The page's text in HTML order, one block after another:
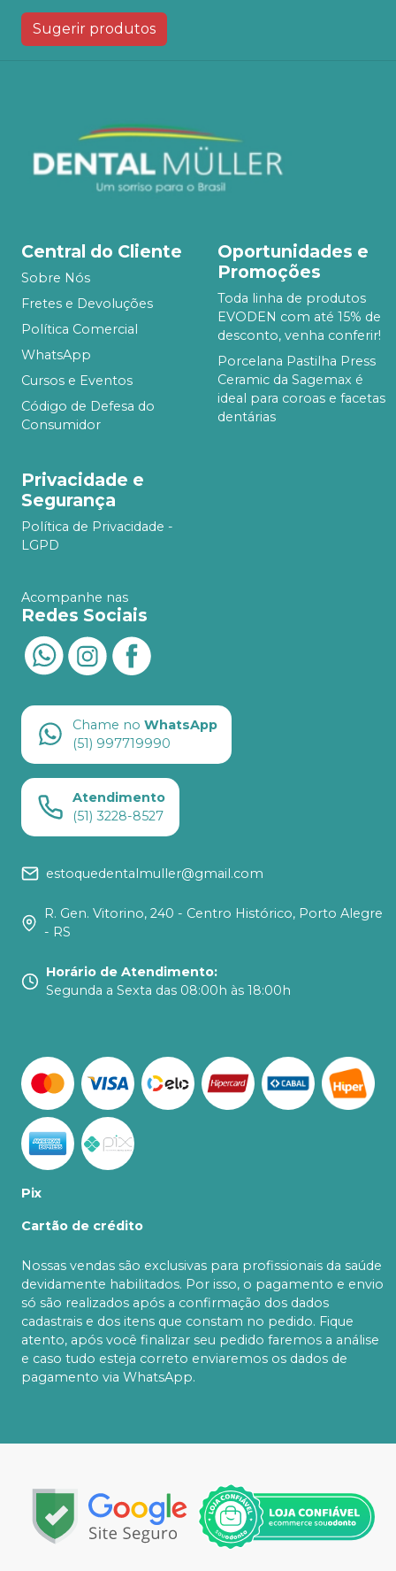
Sugerir produtos
Central do Cliente
Sobre Nós
Fretes e Devoluções
Política Comercial
WhatsApp
Cursos e Eventos
Código de Defesa do
Consumidor
Oportunidades e
Promoções
Toda linha de produtos
EVODEN com até 15% de
desconto, venha conferir!
Porcelana Pastilha Press
Ceramic da Sagemax é
ideal para coroas e facetas
dentárias
Privacidade e
Segurança
Política de Privacidade -
LGPD
Acompanhe nas
Redes Sociais
Chame no WhatsApp
(51) 997719990
Atendimento
(51) 3228-8527
estoquedentalmuller@gmail.com
R. Gen. Vitorino, 240 - Centro Histórico, Porto Alegre
- RS
Horário de Atendimento:
Segunda a Sexta das 08:00h às 18:00h
Pix
Cartão de crédito
Nossas vendas são exclusivas para profissionais da saúde
devidamente habilitados. Por isso, o pagamento e envio
só são realizados após a confirmação dos dados
cadastrais e dos itens que constam no pedido. Fique
atento, após você finalizar seu pedido faremos a análise
e caso tudo esteja correto enviaremos os dados de
pagamento via WhatsApp.